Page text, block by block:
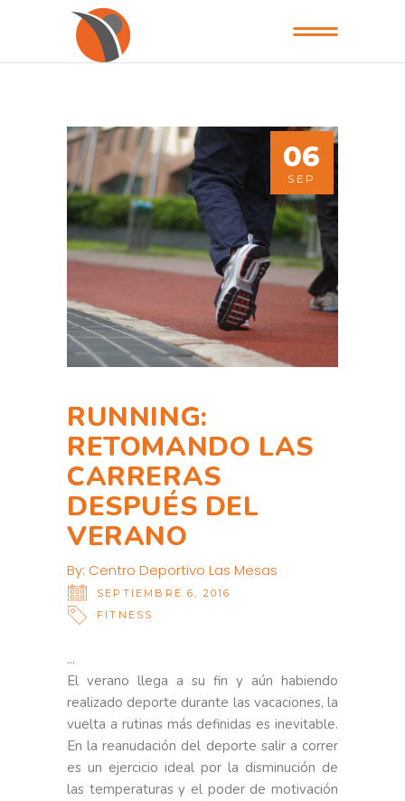
06
SEP
RUNNING:
RETOMANDO LAS
CARRERAS
DESPUÉS DEL
VERANO
By: Centro Deportivo Las Mesas
SEPTIEMBRE 6, 2016
FITNESS
El verano llega a su fin y aún habiendo
realizado deporte durante las vacaciones, la
vuelta a rutinas más definidas es inevitable.
En la reanudación del deporte salir a correr
es un ejercicio ideal por la disminución de
las temperaturas y el poder de motivación